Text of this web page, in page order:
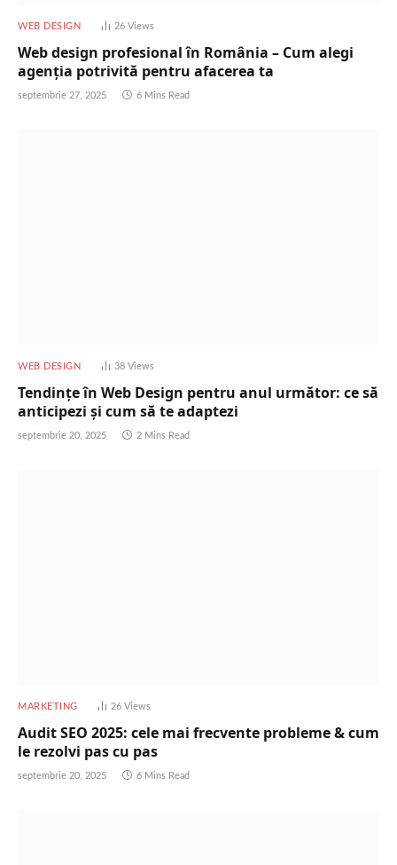
WEB DESIGN 26 Views
Web design profesional în România – Cum alegi
agenția potrivită pentru afacerea ta
septembrie 27, 2025 6 Mins Read
WEB DESIGN 38 Views
Tendințe în Web Design pentru anul următor: ce să
anticipezi și cum să te adaptezi
septembrie 20, 2025 2 Mins Read
MARKETING 26 Views
Audit SEO 2025: cele mai frecvente probleme & cum
le rezolvi pas cu pas
septembrie 20, 2025 6 Mins Read